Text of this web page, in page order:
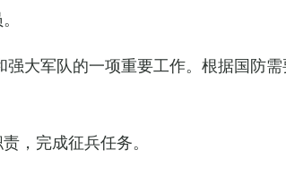
大军队的一项重要工作。根据国防
，完成征兵任务。